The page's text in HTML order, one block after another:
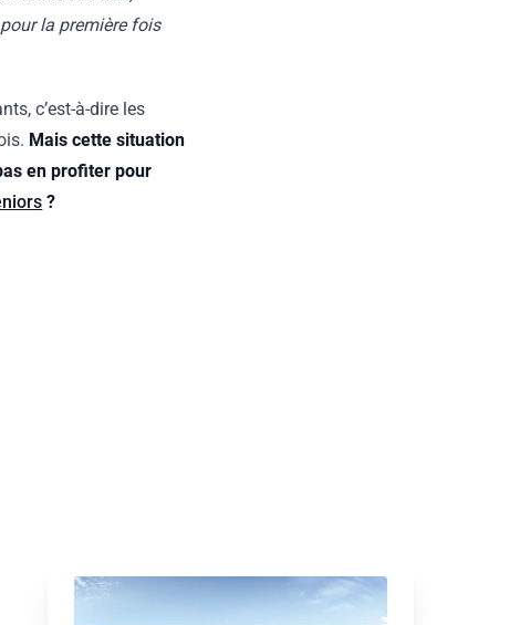
la première fois
c’est-à-dire les
Mais cette situation
en profiter pour
?